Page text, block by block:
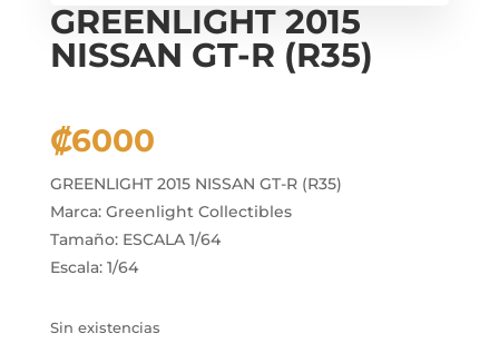
GREENLIGHT 2015
NISSAN GT-R (R35)
₡6000
GREENLIGHT 2015 NISSAN GT-R (R35)
Marca: Greenlight Collectibles
Tamaño: ESCALA 1/64
Escala: 1/64
Sin existencias